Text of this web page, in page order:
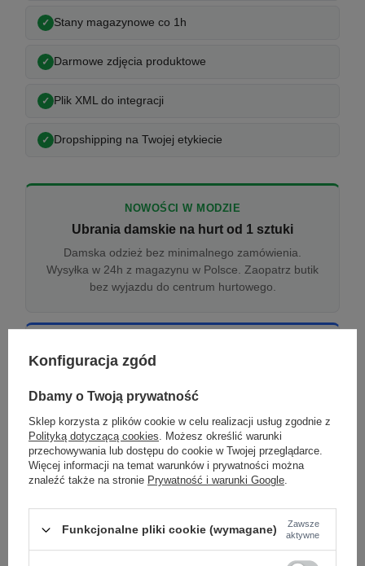
Stany magazynowe co 1h
Darmowe zdjęcia produktowe
Plik XML do integracji
Dropshipping na Twojej etykiecie
NOWOŚCI W MODZIE
Ubrania damskie na hurt od 1 sztuki
Damska odzież bez minimalnego zamówienia.
Wysyłka w 24h z magazynu w Polsce. Zaopatrz butik
bez wyjazdu do centrum hurtowego.
Odzież damska hurtowo online
Internetowa hurtownia damska z plikiem XML/CSV.
Aktualizacja stanów co godzinę.
DROPSHIPPING
Damskie ubrania w dropshippingu
Hurt odzieży damskiej z wysyłką na etykiecie Twojego
sklepu w całej UE. Zero magazynu, zero
Konfiguracja zgód
Dbamy o Twoją prywatność
Sklep korzysta z plików cookie w celu realizacji usług zgodnie z
Polityką dotyczącą cookies. Możesz określić warunki
przechowywania lub dostępu do cookie w Twojej przeglądarce.
Więcej informacji na temat warunków i prywatności można
znaleźć także na stronie Prywatność i warunki Google.
Funkcjonalne pliki cookie (wymagane)
Zawsze
aktywne